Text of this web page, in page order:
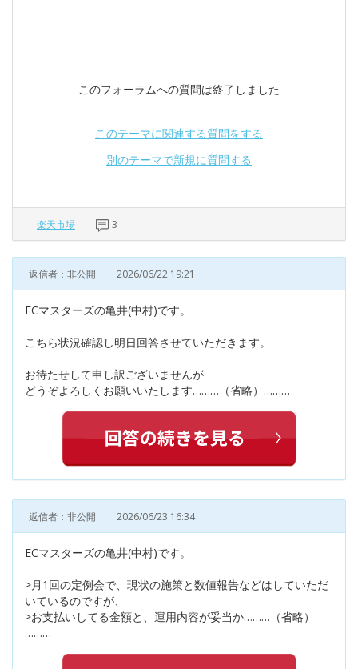
このフォーラムへの質問は終了しました
このテーマに関連する質問をする
別のテーマで新規に質問する
楽天市場 3
返信者：非公開 2026/06/22 19:21
ECマスターズの亀井(中村)です。
こちら状況確認し明日回答させていただきます。
お待たせして申し訳ございませんが
どうぞよろしくお願いいたします………（省略）………
返信者：非公開 2026/06/23 16:34
ECマスターズの亀井(中村)です。
>月1回の定例会で、現状の施策と数値報告などはしていただ
いているのですが、
>お支払いしてる金額と、運用内容が妥当か………（省略）
………